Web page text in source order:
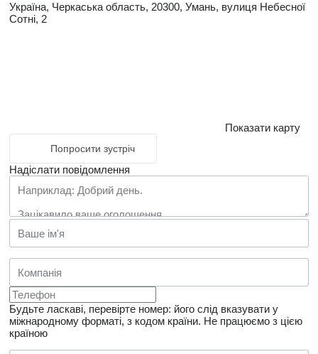
Україна, Черкаська область, 20300, Умань, вулиця Небесної
Сотні, 2
Показати карту
Попросити зустріч
Надіслати повідомлення
Будьте ласкаві, перевірте номер: його слід вказувати у
міжнародному форматі, з кодом країни. Не працюємо з цією
країною